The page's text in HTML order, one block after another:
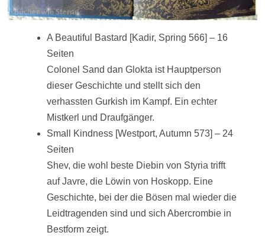
A Beautiful Bastard [Kadir, Spring 566] – 16
Seiten
Colonel Sand dan Glokta ist Hauptperson
dieser Geschichte und stellt sich den
verhassten Gurkish im Kampf. Ein echter
Mistkerl und Draufgänger.
Small Kindness [Westport, Autumn 573] – 24
Seiten
Shev, die wohl beste Diebin von Styria trifft
auf Javre, die Löwin von Hoskopp. Eine
Geschichte, bei der die Bösen mal wieder die
Leidtragenden sind und sich Abercrombie in
Bestform zeigt.